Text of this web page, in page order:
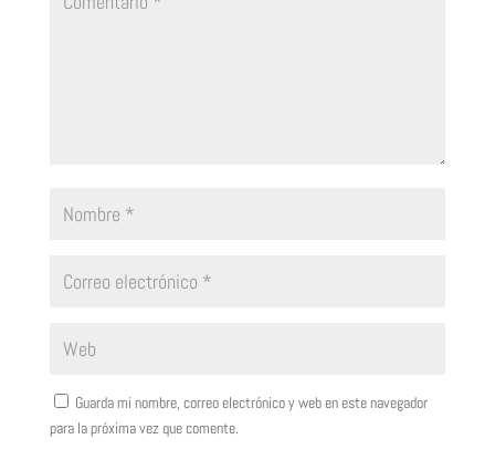
Guarda mi nombre, correo electrónico y web en este navegador
para la próxima vez que comente.